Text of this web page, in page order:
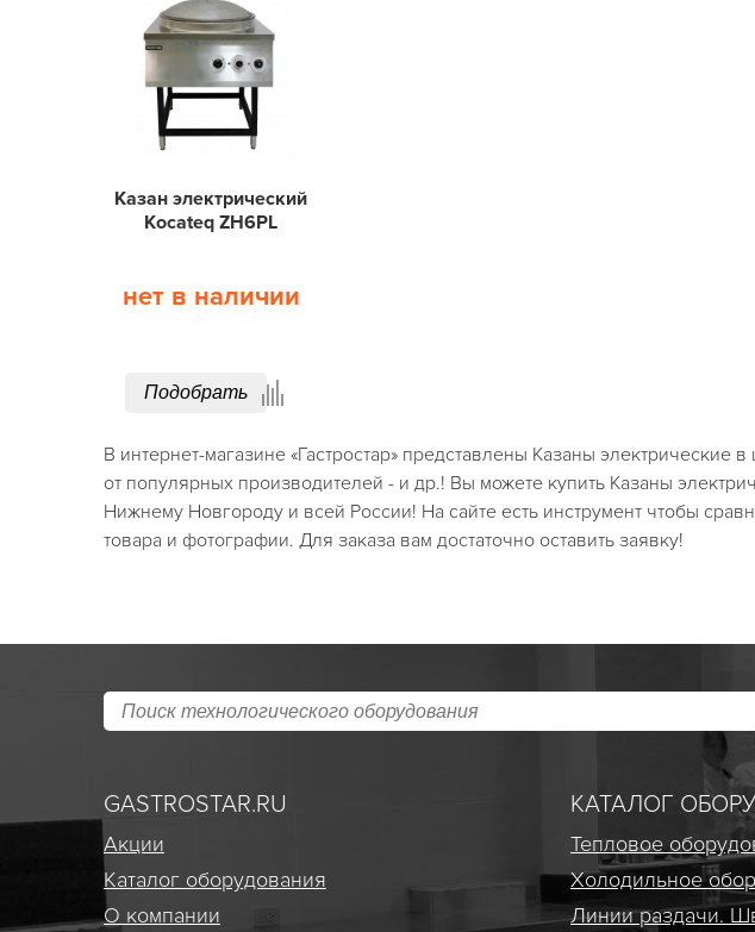
Казан электрический
Kocateq ZH6PL
нет в наличии
Подобрать
В интернет-магазине «Гастростар» представлены Казаны электрические
от популярных производителей - и др.! Вы можете купить Казаны
Нижнему Новгороду и всей России! На сайте есть инструмент чтобы
товара и фотографии. Для заказа вам достаточно оставить заявку!
GASTROSTAR.RU
Акции
Каталог оборудования
О компании
КАТАЛОГ
Тепловое
Холодильное
Линии раздачи.